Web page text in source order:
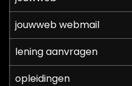
jouwweb webmail
lening aanvragen
opleidingen